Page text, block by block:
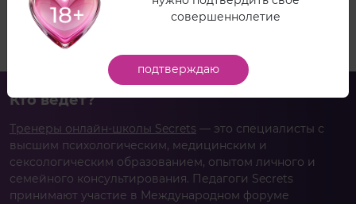
Написать в отдел заботы
Кто ведет?
Тренеры онлайн-школы Secrets — это специалисты с
высшим психологическим, медицинским и
сексологическим образованием, опытом личного и
семейного консультирования. Педагоги Secrets
принимают участие в Международном форуме
совершеннолетие
подтверждаю